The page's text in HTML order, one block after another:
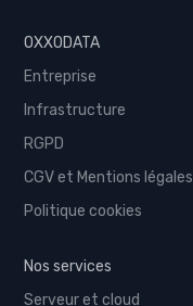
OXXODATA
Entreprise
Infrastructure
RGPD
CGV et Mentions légales
Politique cookies
Nos services
Serveur et cloud